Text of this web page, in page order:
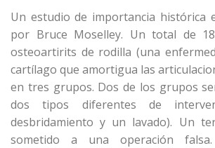
Un estudio de importancia histórica
por Bruce Moselley. Un total de
osteoartirits de rodilla (una
cartílago que amortigua las
en tres grupos. Dos de los grupos
dos tipos diferentes de
desbridamiento y un lavado). Un
sometido a una operación